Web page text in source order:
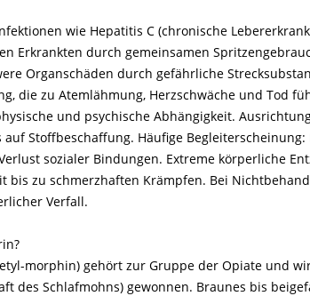
wie Hepatitis C (chronische
Erkrankten durch gemeinsamen
Organschäden durch gefährliche
die zu Atemlähmung, Herzschwäche und Tod
und psychische Abhängigkeit.
auf Stoffbeschaffung. Häufige
sozialer Bindungen. Extreme körperliche
bis zu schmerzhaften Krämpfen. Bei
Verfall.
morphin) gehört zur Gruppe der Opiate und
des Schlafmohns) gewonnen. Braunes bis